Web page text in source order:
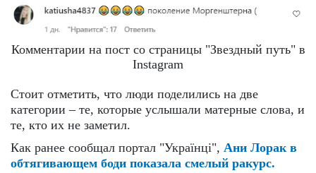
Комментарии на пост со страницы "Звездный путь" в
Instagram
Стоит отметить, что люди поделились на две
категории – те, которые услышали матерные слова, и
те, кто их не заметил.
Как ранее сообщал портал "Українці", Ани Лорак в
обтягивающем боди показала смелый ракурс.